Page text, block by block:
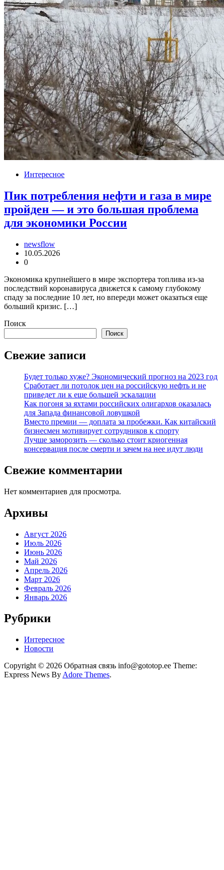
Интересное
Пик потребления нефти и газа в мире
пройден — и это большая проблема
для экономики России
newsflow
10.05.2026
0
Экономика крупнейшего в мире экспортера топлива из-за
последствий коронавируса движется к самому глубокому
спаду за последние 10 лет, но впереди может оказаться еще
больший кризис. […]
Поиск
Поиск
Свежие записи
Будет только хуже? Экономический прогноз на 2023 год
Сработает ли потолок цен на российскую нефть и не
приведет ли к еще большей эскалации
Как погоня за яхтами российских олигархов оказалась
для Запада финансовой ловушкой
Вместо премии — доплата за пробежки. Как китайский
бизнесмен мотивирует сотрудников к спорту
Лучше заморозить — сколько стоит криогенная
консервация после смерти и зачем на нее идут люди
Свежие комментарии
Нет комментариев для просмотра.
Архивы
Август 2026
Июль 2026
Июнь 2026
Май 2026
Апрель 2026
Март 2026
Февраль 2026
Январь 2026
Рубрики
Интересное
Новости
Copyright © 2026 Обратная связь info@gototop.ee Theme:
Express News By Adore Themes.